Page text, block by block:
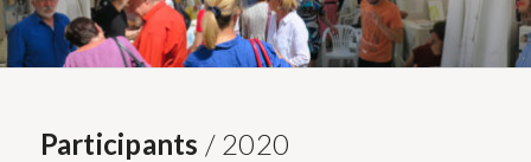
Participants / 2020